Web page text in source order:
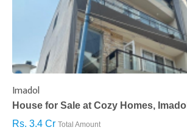
Imadol
House for Sale at Cozy Homes, Imadol
Rs. 3.4 Cr Total Amount